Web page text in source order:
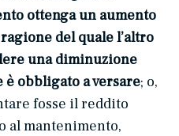
ottenga un aumento
del quale l’altro
una diminuzione
è obbligato a versare; o,
fosse il reddito
al mantenimento,